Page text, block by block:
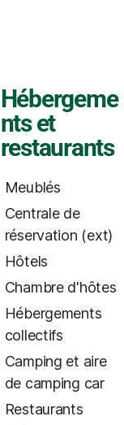
Hébergeme
nts et
restaurants
Meublés
Centrale de
réservation (ext)
Hôtels
Chambre d'hôtes
Hébergements
collectifs
Camping et aire
de camping car
Restaurants